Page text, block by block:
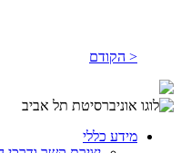
< הקודם
מידע כללי